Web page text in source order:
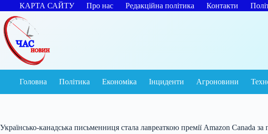
Перейти
до
вмісту
КАРТА САЙТУ Про нас Редакційна політика Контакти
Головна Політика Економіка Інциденти Агроновини
Українсько-канадська письменниця стала лавреаткою премії Amazon Canada